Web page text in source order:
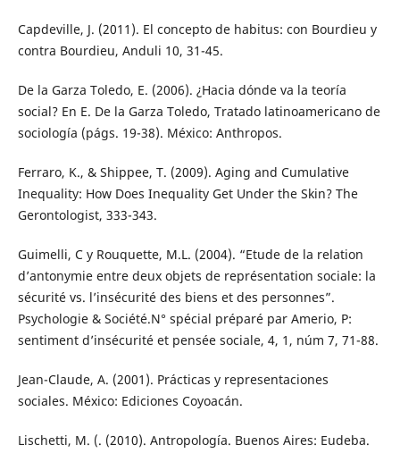
Capdeville, J. (2011). El concepto de habitus: con Bourdieu y
contra Bourdieu, Anduli 10, 31-45.
De la Garza Toledo, E. (2006). ¿Hacia dónde va la teoría
social? En E. De la Garza Toledo, Tratado latinoamericano de
sociología (págs. 19-38). México: Anthropos.
Ferraro, K., & Shippee, T. (2009). Aging and Cumulative
Inequality: How Does Inequality Get Under the Skin? The
Gerontologist, 333-343.
Guimelli, C y Rouquette, M.L. (2004). “Etude de la relation
d’antonymie entre deux objets de représentation sociale: la
sécurité vs. l’insécurité des biens et des personnes”.
Psychologie & Société.N° spécial préparé par Amerio, P:
sentiment d’insécurité et pensée sociale, 4, 1, núm 7, 71-88.
Jean-Claude, A. (2001). Prácticas y representaciones
sociales. México: Ediciones Coyoacán.
Lischetti, M. (. (2010). Antropología. Buenos Aires: Eudeba.